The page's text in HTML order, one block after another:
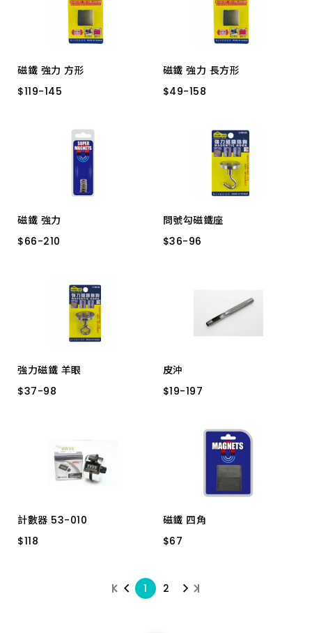
30*5-5 直孔
磁鐵 強力 方形
$119-145
$119-145
磁鐵 強力 長方形
$49-158
$49-158
40*25*5
磁鐵 強力
$66-210
$66-210
22*10MM 白金 1入
06*04MM 白金 6入
問號勾磁鐵座
$36-96
$36-96
E16 16MM 6KG
E25 25MM 22KG
強力磁鐵 羊眼
$37-98
$37-98
F20 20MM 9KG
F32 32MM 34KG
皮沖
$19-197
$19-197
1/2"
7/16"
3/8"
計數器 53-010
$118
$118
磁鐵 四角
$67
$67
1
2